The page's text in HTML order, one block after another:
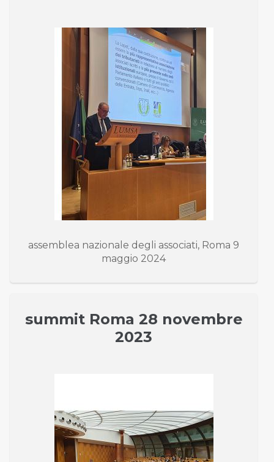
assemblea nazionale degli associati, Roma 9
maggio 2024
summit Roma 28 novembre
2023